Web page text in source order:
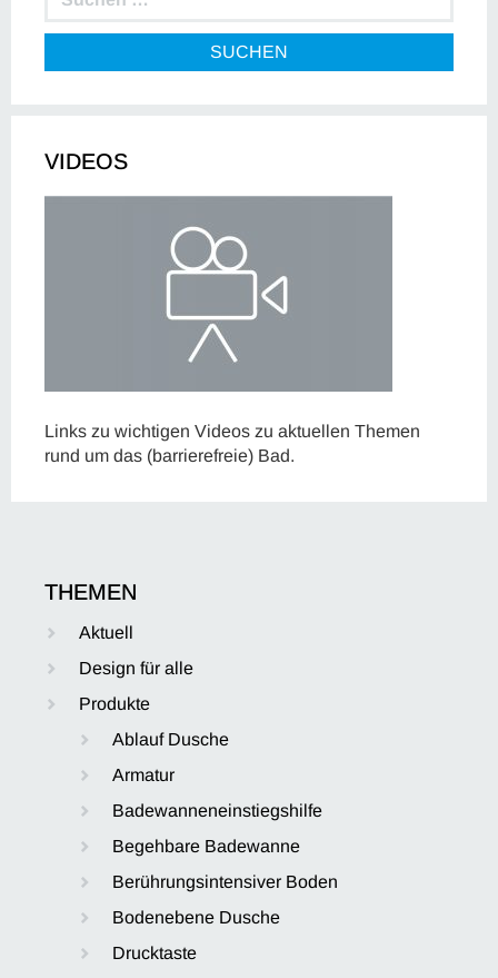
SUCHEN
VIDEOS
Links zu wichtigen Videos zu aktuellen Themen
rund um das (barrierefreie) Bad.
THEMEN
Aktuell
Design für alle
Produkte
Ablauf Dusche
Armatur
Badewanneneinstiegshilfe
Begehbare Badewanne
Berührungsintensiver Boden
Bodenebene Dusche
Drucktaste